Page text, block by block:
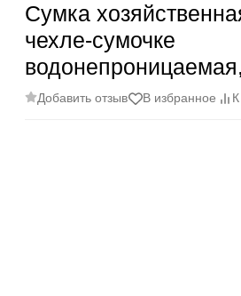
Сумка
чехле-сумочке
Добавить отзыв В избранное